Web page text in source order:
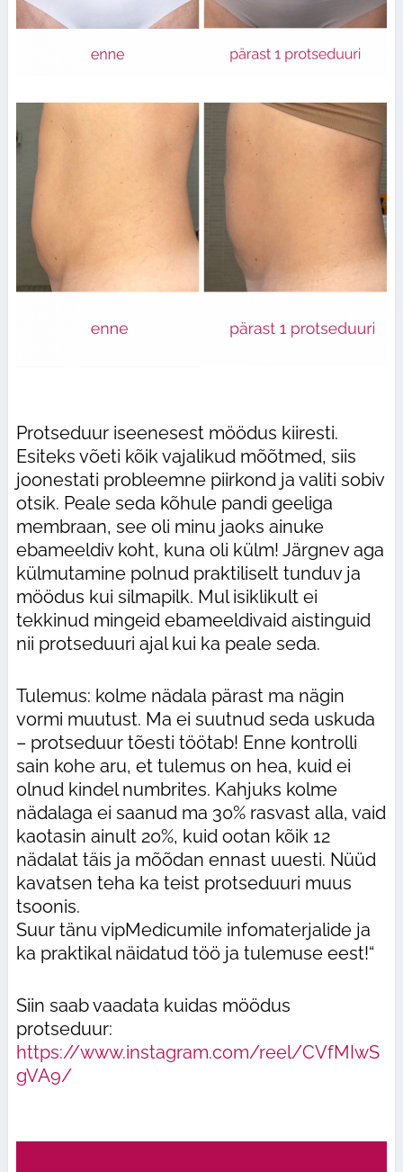
Protseduur iseenesest möödus kiiresti.
Esiteks võeti kõik vajalikud mõõtmed, siis
joonestati probleemne piirkond ja valiti sobiv
otsik. Peale seda kõhule pandi geeliga
membraan, see oli minu jaoks ainuke
ebameeldiv koht, kuna oli külm! Järgnev aga
külmutamine polnud praktiliselt tunduv ja
möödus kui silmapilk. Mul isiklikult ei
tekkinud mingeid ebameeldivaid aistinguid
nii protseduuri ajal kui ka peale seda.
Tulemus: kolme nädala pärast ma nägin
vormi muutust. Ma ei suutnud seda uskuda
– protseduur tõesti töötab! Enne kontrolli
sain kohe aru, et tulemus on hea, kuid ei
olnud kindel numbrites. Kahjuks kolme
nädalaga ei saanud ma 30% rasvast alla, vaid
kaotasin ainult 20%, kuid ootan kõik 12
nädalat täis ja mõõdan ennast uuesti. Nüüd
kavatsen teha ka teist protseduuri muus
tsoonis.
Suur tänu vipMedicumile infomaterjalide ja
ka praktikal näidatud töö ja tulemuse eest!“
Siin saab vaadata kuidas möödus
protseduur:
https://www.instagram.com/reel/CVfMIwS
gVA9/